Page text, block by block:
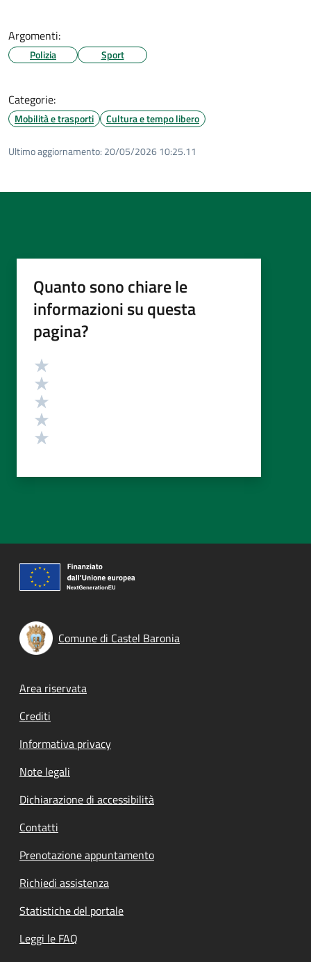
Argomenti:
Polizia Sport
Categorie:
Mobilità e trasporti Cultura e tempo libero
Ultimo aggiornamento: 20/05/2026 10:25.11
Quanto sono chiare le
informazioni su questa
pagina?
Valutazione
Comune di Castel Baronia
Footer menu
Area riservata
Crediti
Informativa privacy
Note legali
Dichiarazione di accessibilità
Contatti
Prenotazione appuntamento
Richiedi assistenza
Statistiche del portale
Leggi le FAQ